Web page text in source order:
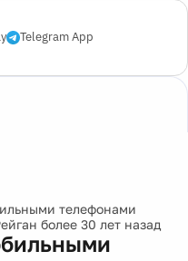
Telegram App
телефонами
более 30 лет назад